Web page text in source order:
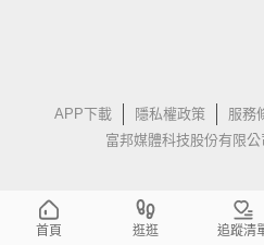
APP下載 隱私權政策 服務
富邦媒體科技股份有限
首頁 逛逛 追蹤清